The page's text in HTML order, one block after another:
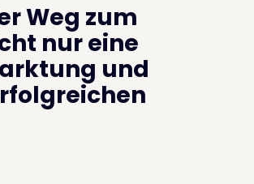
Weg zum
nur eine
und